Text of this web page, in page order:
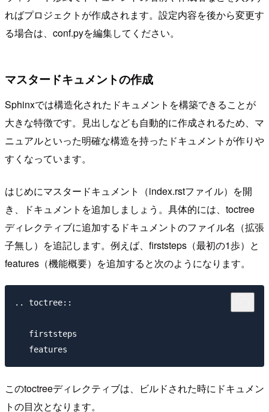
ればプロジェクトが作成されます。設定内容を後から変更す
る場合は、conf.pyを編集してください。
マスタードキュメントの作成
Sphinxでは構造化されたドキュメントを構築できることが
大きな特徴です。見出しなども自動的に作成されるため、マ
ニュアルといった明確な構造を持ったドキュメントが作りや
すくなっています。
はじめにマスタードキュメント（index.rstファイル）を開
き、ドキュメントを追加しましょう。具体的には、toctree
ディレクティブに追加するドキュメントのファイル名（拡張
子無し）を追記します。例えば、firststeps（最初の1歩）と
features（機能概要）を追加すると次のようになります。
.. toctree::
   firststeps
このtoctreeディレクティブは、ビルドされた時にドキュメン
トの目次となります。